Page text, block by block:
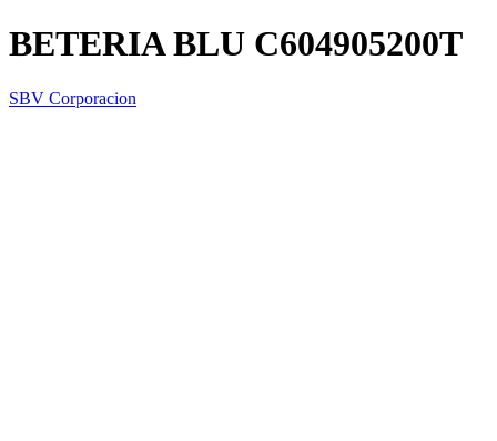
BETERIA BLU C604905200T
SBV Corporacion